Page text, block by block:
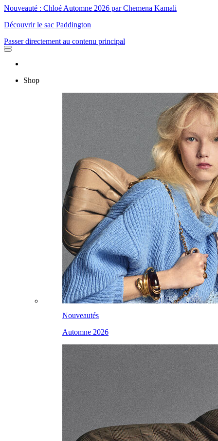
Nouveauté : Chloé Automne 2026 par Chemena Kamali
Découvrir le sac Paddington
Passer directement au contenu principal
Shop
Nouveautés
Automne 2026